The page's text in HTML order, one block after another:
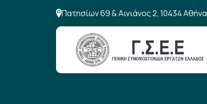
Πατησίων 69 & Αινιάνος 2, 10434 Αθήνα